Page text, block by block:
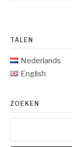
TALEN
Nederlands
English
ZOEKEN